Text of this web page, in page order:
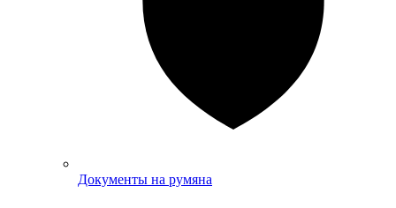
Документы на румяна